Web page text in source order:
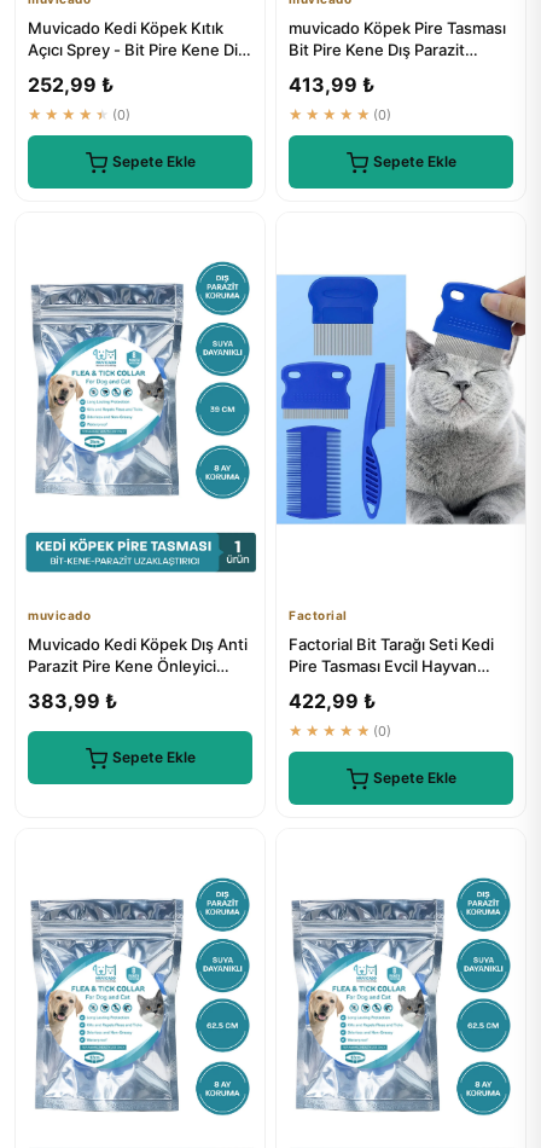
Muvicado Kedi Köpek Kıtık
Açıcı Sprey - Bit Pire Kene Dis
252,99 ₺
★★★★★ (0)
Sepete Ekle
muvicado Köpek Pire Tasması
Bit Pire Kene Dış Parazit
413,99 ₺
★★★★★ (0)
Sepete Ekle
muvicado
Muvicado Kedi Köpek Dış Anti
Parazit Pire Kene Önleyici
383,99 ₺
Sepete Ekle
Factorial
Factorial Bit Tarağı Seti Kedi
Pire Tasması Evcil Hayvan
422,99 ₺
★★★★★ (0)
Sepete Ekle